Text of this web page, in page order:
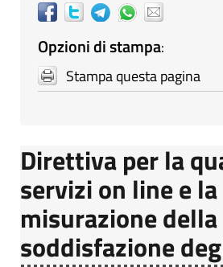
Opzioni di stampa:
Stampa questa pagina
Direttiva per la
servizi on line e la
misurazione della
soddisfazione